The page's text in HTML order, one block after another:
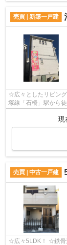
売買 | 新築一戸建
☆広々としたリビン
塚線「石橋」駅から
現
売買 | 中古一戸建
☆広々5LDK！ ☆鉄骨